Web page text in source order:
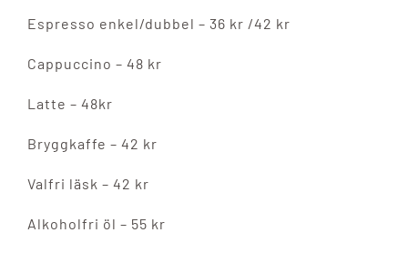
Espresso enkel/dubbel – 36 kr /42 kr
Cappuccino – 48 kr
Latte – 48kr
Bryggkaffe – 42 kr
Valfri läsk – 42 kr
Alkoholfri öl – 55 kr